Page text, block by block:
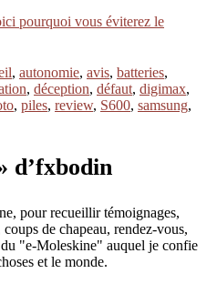
pourquoi vous éviterez le
, autonomie, avis, batteries,
, déception, défaut, digimax,
, piles, review, S600, samsung,
d’fxbodin
pour recueillir témoignages,
de chapeau, rendez-vous,
"e-Moleskine" auquel je confie
et le monde.